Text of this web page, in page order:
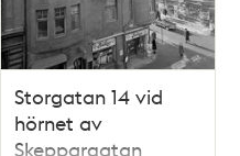
Storgatan 14 vid
hörnet av
Skeppargatan